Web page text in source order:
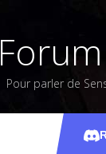
Pour parler de